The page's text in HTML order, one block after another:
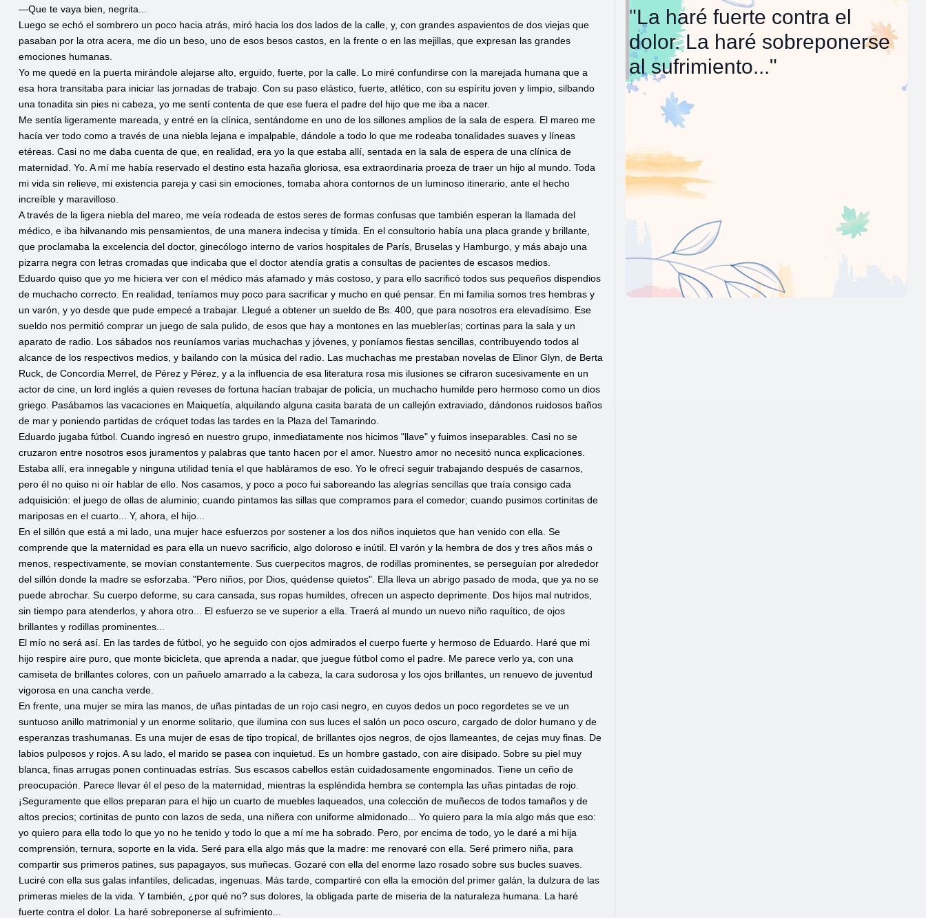
—Que te vaya bien, negrita...
Luego se echó el sombrero un poco hacia atrás, miró hacia los dos lados de la calle, y, con grandes aspavientos de dos viejas que
pasaban por la otra acera, me dio un beso, uno de esos besos castos, en la frente o en las mejillas, que expresan las grandes
emociones humanas.
Yo me quedé en la puerta mirándole alejarse alto, erguido, fuerte, por la calle. Lo miré confundirse con la marejada humana que a
esa hora transitaba para iniciar las jornadas de trabajo. Con su paso elástico, fuerte, atlético, con su espíritu joven y limpio, silbando
una tonadita sin pies ni cabeza, yo me sentí contenta de que ese fuera el padre del hijo que me iba a nacer.
Me sentía ligeramente mareada, y entré en la clínica, sentándome en uno de los sillones amplios de la sala de espera. El mareo me
hacía ver todo como a través de una niebla lejana e impalpable, dándole a todo lo que me rodeaba tonalidades suaves y líneas
etéreas. Casi no me daba cuenta de que, en realidad, era yo la que estaba allí, sentada en la sala de espera de una clínica de
maternidad. Yo. A mí me había reservado el destino esta hazaña gloriosa, esa extraordinaria proeza de traer un hijo al mundo. Toda
mi vida sin relieve, mi existencia pareja y casi sin emociones, tomaba ahora contornos de un luminoso itinerario, ante el hecho
increíble y maravilloso.
A través de la ligera niebla del mareo, me veía rodeada de estos seres de formas confusas que también esperan la llamada del
médico, e iba hilvanando mis pensamientos, de una manera indecisa y tímida. En el consultorio había una placa grande y brillante,
que proclamaba la excelencia del doctor, ginecólogo interno de varios hospitales de París, Bruselas y Hamburgo, y más abajo una
pizarra negra con letras cromadas que indicaba que el doctor atendía gratis a consultas de pacientes de escasos medios.
Eduardo quiso que yo me hiciera ver con el médico más afamado y más costoso, y para ello sacrificó todos sus pequeños dispendios
de muchacho correcto. En realidad, teníamos muy poco para sacrificar y mucho en qué pensar. En mi familia somos tres hembras y
un varón, y yo desde que pude empecé a trabajar. Llegué a obtener un sueldo de Bs. 400, que para nosotros era elevadísimo. Ese
sueldo nos permitió comprar un juego de sala pulido, de esos que hay a montones en las mueblerías; cortinas para la sala y un
aparato de radio. Los sábados nos reuníamos varias muchachas y jóvenes, y poníamos fiestas sencillas, contribuyendo todos al
alcance de los respectivos medios, y bailando con la música del radio. Las muchachas me prestaban novelas de Elinor Glyn, de Berta
Ruck, de Concordia Merrel, de Pérez y Pérez, y a la influencia de esa literatura rosa mis ilusiones se cifraron sucesivamente en un
actor de cine, un lord inglés a quien reveses de fortuna hacían trabajar de policía, un muchacho humilde pero hermoso como un dios
griego. Pasábamos las vacaciones en Maiquetía, alquilando alguna casita barata de un callejón extraviado, dándonos ruidosos baños
de mar y poniendo partidas de cróquet todas las tardes en la Plaza del Tamarindo.
Eduardo jugaba fútbol. Cuando ingresó en nuestro grupo, inmediatamente nos hicimos "llave" y fuimos inseparables. Casi no se
cruzaron entre nosotros esos juramentos y palabras que tanto hacen por el amor. Nuestro amor no necesitó nunca explicaciones.
Estaba allí, era innegable y ninguna utilidad tenía el que habláramos de eso. Yo le ofrecí seguir trabajando después de casarnos,
pero él no quiso ni oír hablar de ello. Nos casamos, y poco a poco fui saboreando las alegrías sencillas que traía consigo cada
adquisición: el juego de ollas de aluminio; cuando pintamos las sillas que compramos para el comedor; cuando pusimos cortinitas de
mariposas en el cuarto... Y, ahora, el hijo...
En el sillón que está a mi lado, una mujer hace esfuerzos por sostener a los dos niños inquietos que han venido con ella. Se
comprende que la maternidad es para ella un nuevo sacrificio, algo doloroso e inútil. El varón y la hembra de dos y tres años más o
menos, respectivamente, se movían constantemente. Sus cuerpecitos magros, de rodillas prominentes, se perseguían por alrededor
del sillón donde la madre se esforzaba. "Pero niños, por Dios, quédense quietos". Ella lleva un abrigo pasado de moda, que ya no se
puede abrochar. Su cuerpo deforme, su cara cansada, sus ropas humildes, ofrecen un aspecto deprimente. Dos hijos mal nutridos,
sin tiempo para atenderlos, y ahora otro... El esfuerzo se ve superior a ella. Traerá al mundo un nuevo niño raquítico, de ojos
brillantes y rodillas prominentes...
El mío no será así. En las tardes de fútbol, yo he seguido con ojos admirados el cuerpo fuerte y hermoso de Eduardo. Haré que mi
hijo respire aire puro, que monte bicicleta, que aprenda a nadar, que juegue fútbol como el padre. Me parece verlo ya, con una
camiseta de brillantes colores, con un pañuelo amarrado a la cabeza, la cara sudorosa y los ojos brillantes, un renuevo de juventud
vigorosa en una cancha verde.
En frente, una mujer se mira las manos, de uñas pintadas de un rojo casi negro, en cuyos dedos un poco regordetes se ve un
suntuoso anillo matrimonial y un enorme solitario, que ilumina con sus luces el salón un poco oscuro, cargado de dolor humano y de
esperanzas trashumanas. Es una mujer de esas de tipo tropical, de brillantes ojos negros, de ojos llameantes, de cejas muy finas. De
labios pulposos y rojos. A su lado, el marido se pasea con inquietud. Es un hombre gastado, con aire disipado. Sobre su piel muy
blanca, finas arrugas ponen continuadas estrías. Sus escasos cabellos están cuidadosamente engominados. Tiene un ceño de
preocupación. Parece llevar él el peso de la maternidad, mientras la espléndida hembra se contempla las uñas pintadas de rojo.
¡Seguramente que ellos preparan para el hijo un cuarto de muebles laqueados, una colección de muñecos de todos tamaños y de
altos precios; cortinitas de punto con lazos de seda, una niñera con uniforme almidonado... Yo quiero para la mía algo más que eso:
yo quiero para ella todo lo que yo no he tenido y todo lo que a mí me ha sobrado. Pero, por encima de todo, yo le daré a mi hija
comprensión, ternura, soporte en la vida. Seré para ella algo más que la madre: me renovaré con ella. Seré primero niña, para
compartir sus primeros patines, sus papagayos, sus muñecas. Gozaré con ella del enorme lazo rosado sobre sus bucles suaves.
Luciré con ella sus galas infantiles, delicadas, ingenuas. Más tarde, compartiré con ella la emoción del primer galán, la dulzura de las
primeras mieles de la vida. Y también, ¿por qué no? sus dolores, la obligada parte de miseria de la naturaleza humana. La haré
fuerte contra el dolor. La haré sobreponerse al sufrimiento...
"La haré fuerte contra el
dolor. La haré sobreponerse
al sufrimiento..."